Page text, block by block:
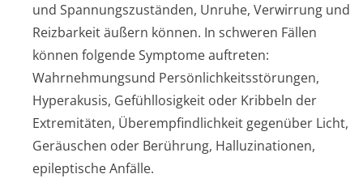
und Spannungszuständen, Unruhe, Verwirrung und
Reizbarkeit äußern können. In schweren Fällen
können folgende Symptome auftreten:
Wahrnehmungsund Persönlichkeit­sstörungen,
Hyperakusis, Gefühllosigkeit oder Kribbeln der
Extremitäten, Überempfindlichkeit gegenüber Licht,
Geräuschen oder Berührung, Halluzinationen,
epileptische Anfälle.